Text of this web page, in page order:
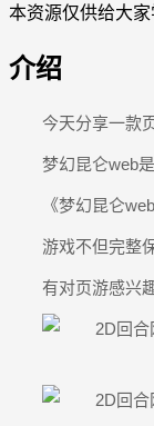
本资源仅供给大
介绍
今天分享一款
梦幻昆仑web
《梦幻昆仑
游戏不但完整
有对页游感兴